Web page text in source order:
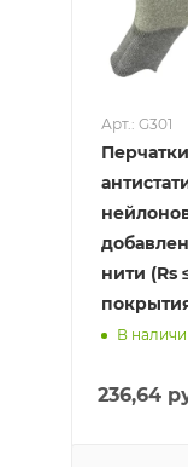
Арт.: G301
Перчатки
нити (Rs
В
236,64